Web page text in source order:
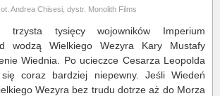
Andrea Chisesi, dystr. Monolith Films
tysięcy wojowników Imperium
wodzą Wielkiego Wezyra Kary Mustafy
Wiednia. Po ucieczce Cesarza Leopolda
coraz bardziej niepewny. Jeśli Wiedeń
Wezyra bez trudu dotrze aż do Morza